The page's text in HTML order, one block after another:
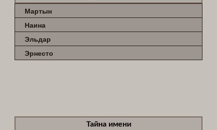
Мартын
Наина
Эльдар
Эрнесто
Тайна имени